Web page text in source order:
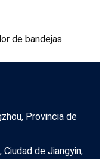
de bandejas
Provincia de
Ciudad de Jiangyin,